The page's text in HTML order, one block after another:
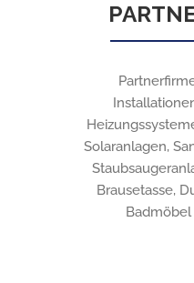
Solaranlagen,
Brausetasse,
Badmöbel